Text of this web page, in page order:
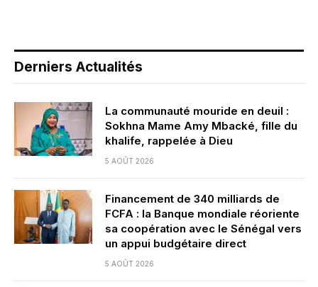
Derniers Actualités
La communauté mouride en deuil :
Sokhna Mame Amy Mbacké, fille du
khalife, rappelée à Dieu
5 AOÛT 2026
Financement de 340 milliards de
FCFA : la Banque mondiale réoriente
sa coopération avec le Sénégal vers
un appui budgétaire direct
5 AOÛT 2026